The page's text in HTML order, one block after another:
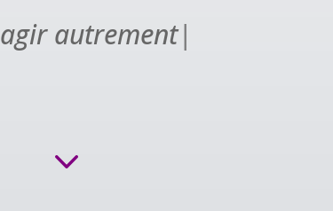
autrement|
3